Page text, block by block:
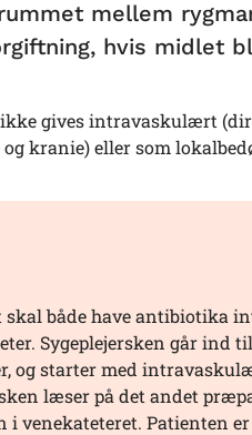
mellem
hvis midlet
gives intravaskulært
kranie) eller som
skal både have antibiotika
Sygeplejersken går ind
og starter med
læser på det andet
i venekateteret. Patienten